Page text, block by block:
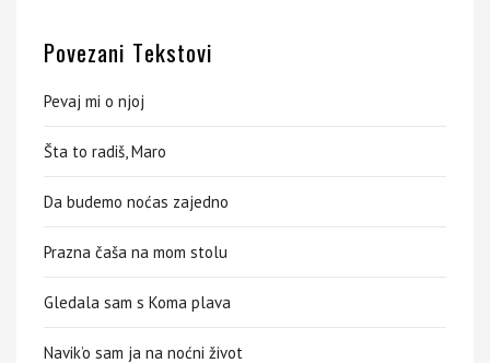
Povezani Tekstovi
Pevaj mi o njoj
Šta to radiš, Maro
Da budemo noćas zajedno
Prazna čaša na mom stolu
Gledala sam s Koma plava
Navik’o sam ja na noćni život